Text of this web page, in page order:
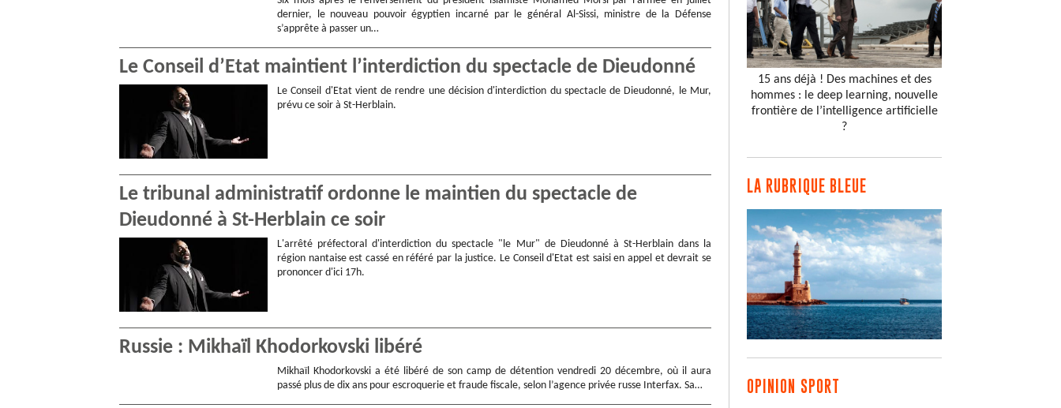
dernier, le nouveau pouvoir égyptien incarné par le général Al-Sissi, ministre de la Défense
s’apprête à passer un…
Le Conseil d’Etat maintient l’interdiction du spectacle de Dieudonné
Le Conseil d'Etat vient de rendre une décision d'interdiction du spectacle de Dieudonné, le Mur,
prévu ce soir à St-Herblain.
Le tribunal administratif ordonne le maintien du spectacle de
Dieudonné à St-Herblain ce soir
L'arrêté préfectoral d'interdiction du spectacle "le Mur" de Dieudonné à St-Herblain dans la
région nantaise est cassé en référé par la justice. Le Conseil d'Etat est saisi en appel et devrait se
prononcer d'ici 17h.
Russie : Mikhaïl Khodorkovski libéré
Mikhaïl Khodorkovski a été libéré de son camp de détention vendredi 20 décembre, où il aura
passé plus de dix ans pour escroquerie et fraude fiscale, selon l’agence privée russe Interfax. Sa…
15 ans déjà ! Des machines et des
hommes : le deep learning, nouvelle
frontière de l’intelligence artificielle
?
LA RUBRIQUE BLEUE
OPINION SPORT